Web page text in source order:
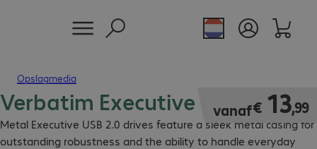
Opslagmedia
Verbatim Executive USB Stick
Metal Executive USB 2.0 drives feature a sleek metal casing for
outstanding robustness and the ability to handle everyday
vanaf€ 13,99
€ 13,99